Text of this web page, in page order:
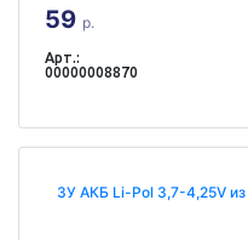
59 р.
Арт.:
00000008870
ЗУ АКБ Li-Pol 3,7-4,25V